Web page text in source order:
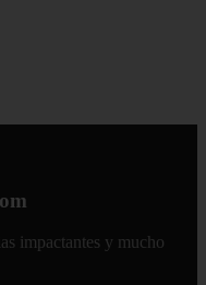
impactantes y mucho